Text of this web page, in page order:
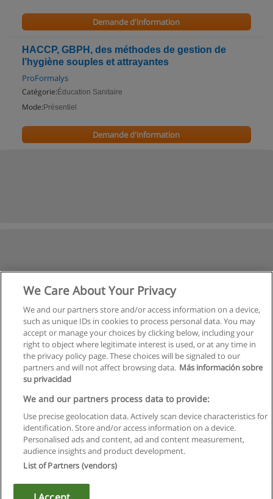
Demande d'information
HACCP, GBPH, des méthodes de gestion de
l’hygiène souples et attrayantes
ProFormalys
Catégorie: Éducation Sanitaire
Mode: Présentiel
Demande d'information
Règles d'utilisation
Confidentialité des données
We Care About Your Privacy
We and our partners store and/or access information on a device,
such as unique IDs in cookies to process personal data. You may
accept or manage your choices by clicking below, including your
right to object where legitimate interest is used, or at any time in
the privacy policy page. These choices will be signaled to our
partners and will not affect browsing data. Más información sobre
su privacidad
We and our partners process data to provide:
Use precise geolocation data. Actively scan device characteristics for
identification. Store and/or access information on a device.
Personalised ads and content, ad and content measurement,
audience insights and product development.
List of Partners (vendors)